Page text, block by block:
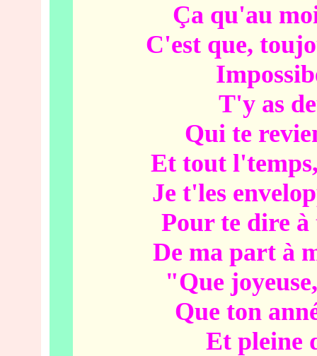
Ça qu'au
C'est que,
T'y as
Qui te
Et tout
Je t'les
Pour te dire à
De ma part à
"Que
Que ton
Et pleine